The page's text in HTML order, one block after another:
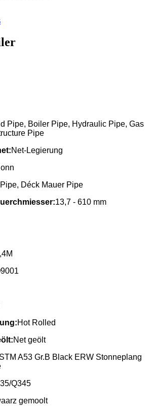
Pipe, Boiler Pipe, Hydraulic Pipe, Gas
Pipe
Net-Legierung
Déck Mauer Pipe
13,7 - 610 mm
Hot Rolled
Net geölt
A53 Gr.B Black ERW Stonneplang
Q345
gemoolt